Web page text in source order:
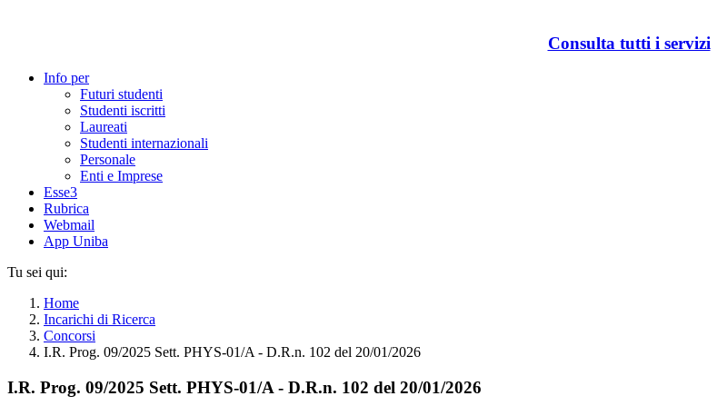
Consulta tutti i servizi
Info per
Futuri studenti
Studenti iscritti
Laureati
Studenti internazionali
Personale
Enti e Imprese
Esse3
Rubrica
Webmail
App Uniba
Tu sei qui:
Home
Incarichi di Ricerca
Concorsi
I.R. Prog. 09/2025 Sett. PHYS-01/A - D.R.n. 102 del 20/01/2026
I.R. Prog. 09/2025 Sett. PHYS-01/A - D.R.n. 102 del 20/01/2026